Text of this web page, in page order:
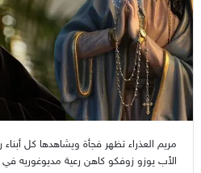
مريم العذراء تظهر فجأة ويشاهدها كل
الأب يوزو زوفكو كاهن رعية مديوغوريه في عام